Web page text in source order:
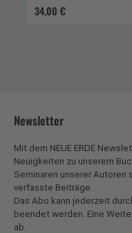
34,00 €
Newsletter
Mit dem NEUE ERDE
Neuigkeiten zu unserem
Seminaren unserer
verfasste Beiträge.
Das Abo kann jederzeit
beendet werden. Eine
ab.